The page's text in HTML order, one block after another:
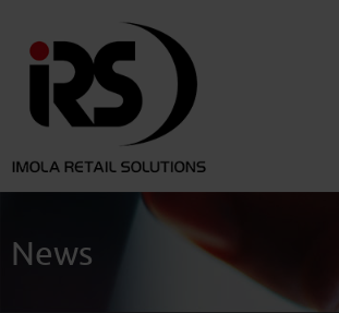
News